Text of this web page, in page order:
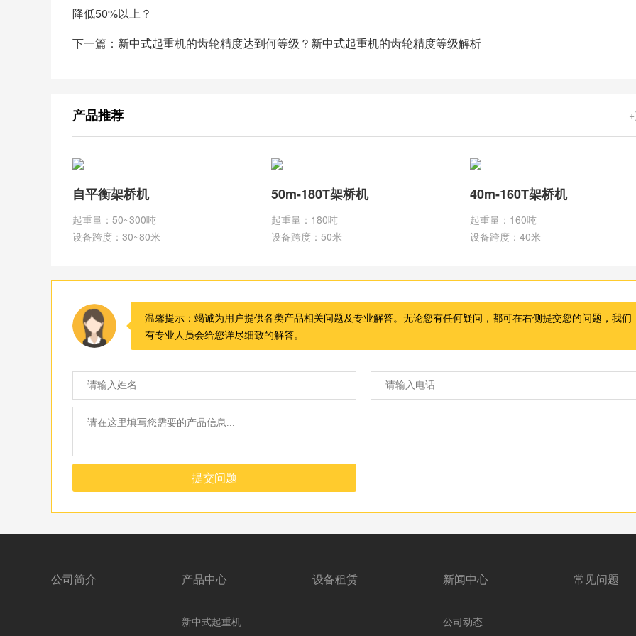
降低50%以上？
下一篇： 新中式起重机的齿轮精度达到何等级？新中式起重机的齿轮精度等级解析
产品推荐
自平衡架桥机
起重量：50~300吨
设备跨度：30~80米
50m-180T架桥机
起重量：180吨
设备跨度：50米
40m-160T架桥机
起重量：160吨
设备跨度：40米
温馨提示：竭诚为用户提供各类产品相关问题及专业解答。无论您有任何疑问，都可在右侧提交您的问题，我们
有专业人员会给您详尽细致的解答。
提交问题
公司简介 产品中心
新中式起重机
设备租赁 新闻中心
公司动态
常见问题